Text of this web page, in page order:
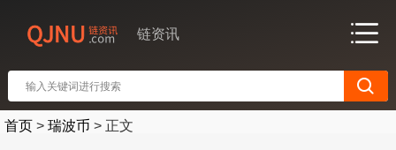
链资讯
首页 > 瑞波币 > 正文